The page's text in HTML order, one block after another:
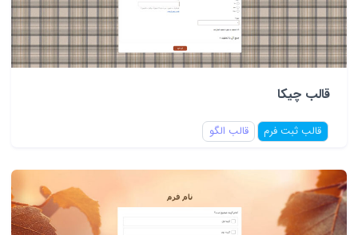
قالب چیکا
قالب ثبت فرم قالب الگو